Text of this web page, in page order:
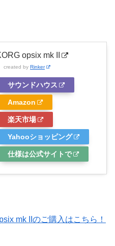
opsix mk II
created by Rinker
サウンドハウス
Amazon
楽天市場
Yahooショッピング
仕様は公式サイトで
mk IIのご購入はこちら！